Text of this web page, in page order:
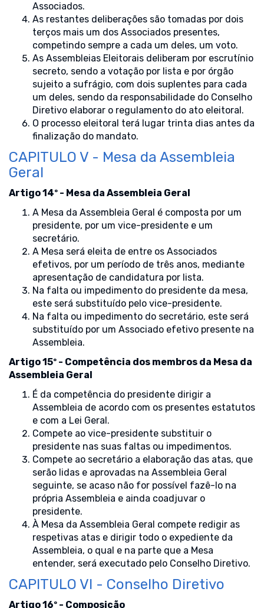
Associados.
As restantes deliberações são tomadas por dois
terços mais um dos Associados presentes,
competindo sempre a cada um deles, um voto.
As Assembleias Eleitorais deliberam por escrutínio
secreto, sendo a votação por lista e por órgão
sujeito a sufrágio, com dois suplentes para cada
um deles, sendo da responsabilidade do Conselho
Diretivo elaborar o regulamento do ato eleitoral.
O processo eleitoral terá lugar trinta dias antes da
finalização do mandato.
CAPITULO V - Mesa da Assembleia
Geral
Artigo 14º - Mesa da Assembleia Geral
A Mesa da Assembleia Geral é composta por um
presidente, por um vice-presidente e um
secretário.
A Mesa será eleita de entre os Associados
efetivos, por um período de três anos, mediante
apresentação de candidatura por lista.
Na falta ou impedimento do presidente da mesa,
este será substituído pelo vice-presidente.
Na falta ou impedimento do secretário, este será
substituído por um Associado efetivo presente na
Assembleia.
Artigo 15º - Competência dos membros da Mesa da
Assembleia Geral
É da competência do presidente dirigir a
Assembleia de acordo com os presentes estatutos
e com a Lei Geral.
Compete ao vice-presidente substituir o
presidente nas suas faltas ou impedimentos.
Compete ao secretário a elaboração das atas, que
serão lidas e aprovadas na Assembleia Geral
seguinte, se acaso não for possível fazê-lo na
própria Assembleia e ainda coadjuvar o
presidente.
À Mesa da Assembleia Geral compete redigir as
respetivas atas e dirigir todo o expediente da
Assembleia, o qual e na parte que a Mesa
entender, será executado pelo Conselho Diretivo.
CAPITULO VI - Conselho Diretivo
Artigo 16º - Composição